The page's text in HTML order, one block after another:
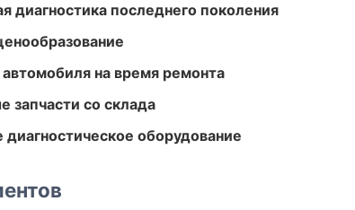
диагностика последнего поколения
на время ремонта
запчасти со склада
оборудование